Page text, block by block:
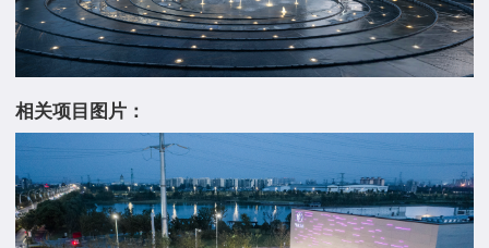
相关项目图片：